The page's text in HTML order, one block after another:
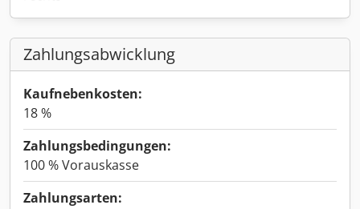
Zahlungsabwicklung
Kaufnebenkosten:
18 %
Zahlungsbedingungen:
100 % Vorauskasse
Zahlungsarten: